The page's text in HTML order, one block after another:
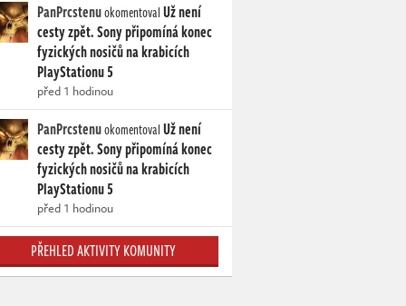
PanPrcstenuokomentovalUž není
cesty zpět. Sony připomíná konec
fyzických nosičů na krabicích
PlayStationu 5
před 1 hodinou
PanPrcstenuokomentovalUž není
cesty zpět. Sony připomíná konec
fyzických nosičů na krabicích
PlayStationu 5
před 1 hodinou
PŘEHLED AKTIVITY KOMUNITY